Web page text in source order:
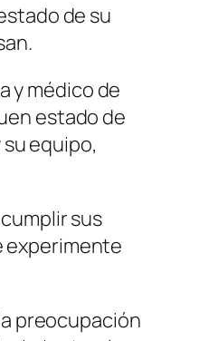
de su
y médico de
estado de
equipo,
sus
experimente
preocupación